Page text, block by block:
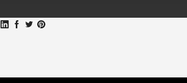
Share on Linkedin
Share on Facebook
Share on Twitter
Share on Pinterest